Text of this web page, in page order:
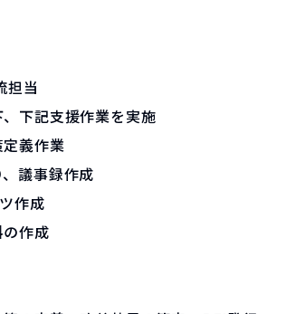
担当
下記支援作業を実施
定義作業
議事録作成
作成
の作成